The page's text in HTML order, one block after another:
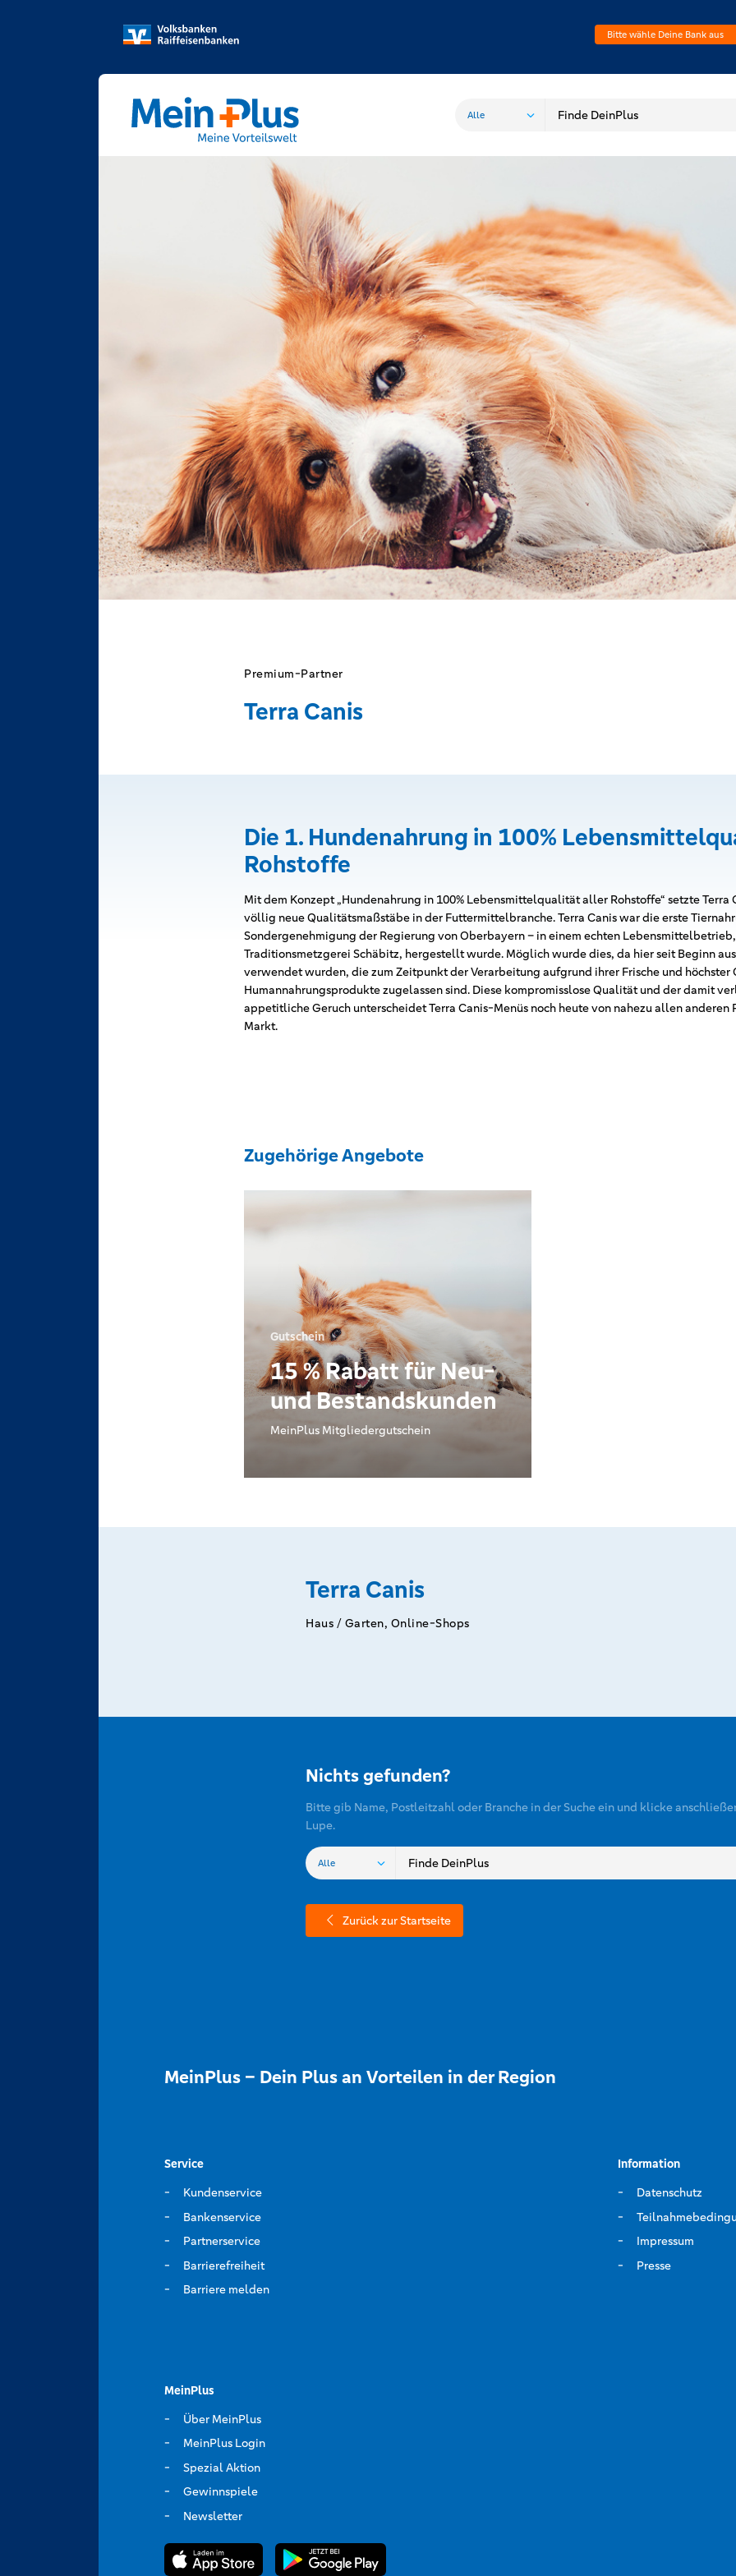
Bitte wähle Deine Bank aus
Premium-Partner
Terra Canis
Die 1. Hundenahrung in 100%
Rohstoffe
Mit dem Konzept „Hundenahrung in 100% Lebensmittelqualität aller Rohstoffe“ setzte Terra
völlig neue Qualitätsmaßstäbe in der Futtermittelbranche. Terra Canis war die erste
Sondergenehmigung der Regierung von Oberbayern – in einem echten
Traditionsmetzgerei Schäbitz, hergestellt wurde. Möglich wurde dies, da hier seit Beginn
verwendet wurden, die zum Zeitpunkt der Verarbeitung aufgrund ihrer Frische und
Humannahrungsprodukte zugelassen sind. Diese kompromisslose Qualität und der damit
appetitliche Geruch unterscheidet Terra Canis-Menüs noch heute von nahezu allen anderen
Markt.
Zugehörige Angebote
Gutschein
15 % Rabatt für Neu-
und Bestandskunden
MeinPlus Mitgliedergutschein
Terra Canis
Haus / Garten, Online-Shops
Nichts gefunden?
Bitte gib Name, Postleitzahl oder Branche in der Suche ein und klicke
Lupe.
Zurück zur Startseite
MeinPlus – Dein Plus an Vorteilen in der Region
Service
Kundenservice
Bankenservice
Partnerservice
Barrierefreiheit
Barriere melden
Information
Datenschutz
Impressum
Presse
MeinPlus
Über MeinPlus
MeinPlus Login
Spezial Aktion
Gewinnspiele
Newsletter